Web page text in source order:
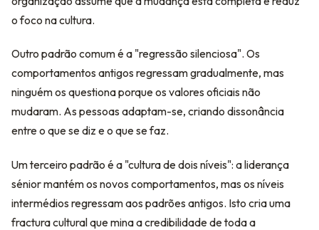
o foco na cultura.
Outro padrão comum é a "regressão silenciosa". Os
comportamentos antigos regressam gradualmente, mas
ninguém os questiona porque os valores oficiais não
mudaram. As pessoas adaptam-se, criando dissonância
entre o que se diz e o que se faz.
Um terceiro padrão é a "cultura de dois níveis": a liderança
sénior mantém os novos comportamentos, mas os níveis
intermédios regressam aos padrões antigos. Isto cria uma
fractura cultural que mina a credibilidade de toda a